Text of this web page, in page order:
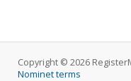
Copyright © 2026
Nominet terms